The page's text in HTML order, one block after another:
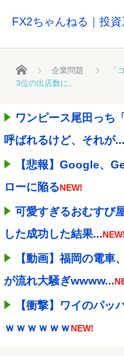
FX2ちゃんねる｜投
ホーム 企業問題
「
3位の出店数に。
ワンピース尾田っち
呼ばれるけど、それが...
【悲報】Google、
ローに陥るNEW!
可愛すぎるおむすび
した成功した結果...NEW!
【動画】福岡の電車
が流れ大騒ぎwwww...
【衝撃】ワイのパッ
ｗｗｗｗｗｗNEW!